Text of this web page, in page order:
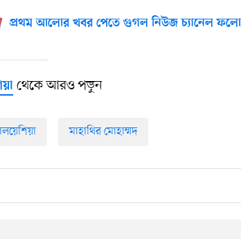
প্রথম আলোর খবর পেতে গুগল নিউজ চ্যানেল
থেকে আরও পড়ুন
মাহাথির মোহাম্মদ